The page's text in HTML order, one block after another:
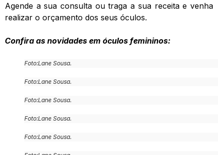
Agende a sua consulta ou traga a sua receita e venha
realizar o orçamento dos seus óculos.
Confira as novidades em óculos femininos:
Foto:Lane Sousa.
Foto:Lane Sousa.
Foto:Lane Sousa.
Foto:Lane Sousa.
Foto:Lane Sousa.